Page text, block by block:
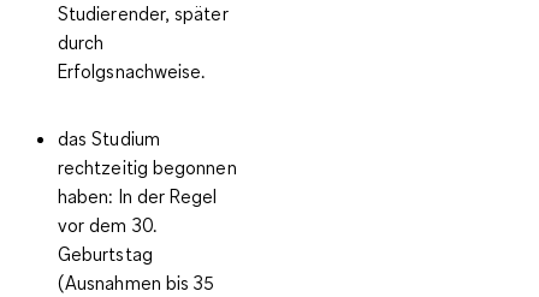
Studierender, später
durch
Erfolgsnachweise.
dasStudium
rechtzeitig begonnen
haben: In der Regel
vor dem 30.
Geburtstag
(Ausnahmen bis 35